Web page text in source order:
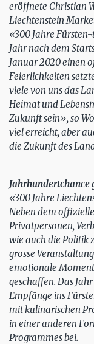
eröffnete Christian
Liechtenstein
«300 Jahre
Jahr nach dem
Januar 2020 einen
Feierlichkeiten
viele von uns das
Heimat und
Zukunft sein», so
viel erreicht, aber
die Zukunft des
Jahrhundertchance
«300 Jahre
Neben dem
Privatpersonen,
wie auch die Politik
grosse
emotionale
geschaffen. Das
Empfänge ins
mit kulinarischen
in einer anderen
Programmes bei.